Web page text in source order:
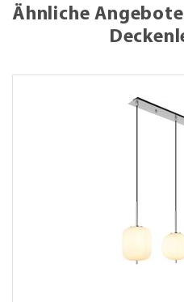
Ähnliche